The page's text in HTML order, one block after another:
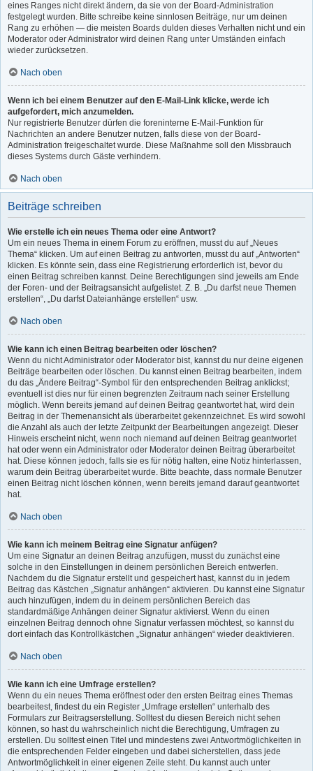
eines Ranges nicht direkt ändern, da sie von der Board-Administration
festgelegt wurden. Bitte schreibe keine sinnlosen Beiträge, nur um deinen
Rang zu erhöhen — die meisten Boards dulden dieses Verhalten nicht und ein
Moderator oder Administrator wird deinen Rang unter Umständen einfach
wieder zurücksetzen.
Nach oben
Wenn ich bei einem Benutzer auf den E-Mail-Link klicke, werde ich
aufgefordert, mich anzumelden.
Nur registrierte Benutzer dürfen die foreninterne E-Mail-Funktion für
Nachrichten an andere Benutzer nutzen, falls diese von der Board-
Administration freigeschaltet wurde. Diese Maßnahme soll den Missbrauch
dieses Systems durch Gäste verhindern.
Nach oben
Beiträge schreiben
Wie erstelle ich ein neues Thema oder eine Antwort?
Um ein neues Thema in einem Forum zu eröffnen, musst du auf „Neues
Thema“ klicken. Um auf einen Beitrag zu antworten, musst du auf „Antworten“
klicken. Es könnte sein, dass eine Registrierung erforderlich ist, bevor du
einen Beitrag schreiben kannst. Deine Berechtigungen sind jeweils am Ende
der Foren- und der Beitragsansicht aufgelistet. Z. B. „Du darfst neue Themen
erstellen“, „Du darfst Dateianhänge erstellen“ usw.
Nach oben
Wie kann ich einen Beitrag bearbeiten oder löschen?
Wenn du nicht Administrator oder Moderator bist, kannst du nur deine eigenen
Beiträge bearbeiten oder löschen. Du kannst einen Beitrag bearbeiten, indem
du das „Ändere Beitrag“-Symbol für den entsprechenden Beitrag anklickst;
eventuell ist dies nur für einen begrenzten Zeitraum nach seiner Erstellung
möglich. Wenn bereits jemand auf deinen Beitrag geantwortet hat, wird dein
Beitrag in der Themenansicht als überarbeitet gekennzeichnet. Es wird sowohl
die Anzahl als auch der letzte Zeitpunkt der Bearbeitungen angezeigt. Dieser
Hinweis erscheint nicht, wenn noch niemand auf deinen Beitrag geantwortet
hat oder wenn ein Administrator oder Moderator deinen Beitrag überarbeitet
hat. Diese können jedoch, falls sie es für nötig halten, eine Notiz hinterlassen,
warum dein Beitrag überarbeitet wurde. Bitte beachte, dass normale Benutzer
einen Beitrag nicht löschen können, wenn bereits jemand darauf geantwortet
hat.
Nach oben
Wie kann ich meinem Beitrag eine Signatur anfügen?
Um eine Signatur an deinen Beitrag anzufügen, musst du zunächst eine
solche in den Einstellungen in deinem persönlichen Bereich entwerfen.
Nachdem du die Signatur erstellt und gespeichert hast, kannst du in jedem
Beitrag das Kästchen „Signatur anhängen“ aktivieren. Du kannst eine Signatur
auch hinzufügen, indem du in deinem persönlichen Bereich das
standardmäßige Anhängen deiner Signatur aktivierst. Wenn du einen
einzelnen Beitrag dennoch ohne Signatur verfassen möchtest, so kannst du
dort einfach das Kontrollkästchen „Signatur anhängen“ wieder deaktivieren.
Nach oben
Wie kann ich eine Umfrage erstellen?
Wenn du ein neues Thema eröffnest oder den ersten Beitrag eines Themas
bearbeitest, findest du ein Register „Umfrage erstellen“ unterhalb des
Formulars zur Beitragserstellung. Solltest du diesen Bereich nicht sehen
können, so hast du wahrscheinlich nicht die Berechtigung, Umfragen zu
erstellen. Du solltest einen Titel und mindestens zwei Antwortmöglichkeiten in
die entsprechenden Felder eingeben und dabei sicherstellen, dass jede
Antwortmöglichkeit in einer eigenen Zeile steht. Du kannst auch unter